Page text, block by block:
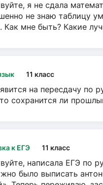
я не сдала
не знаю таблицу
Как мне быть? Какие
11 класс
на пересдачу по
сохранится ли
к ЕГЭ 11 класс
написала ЕГЭ по
было выписать